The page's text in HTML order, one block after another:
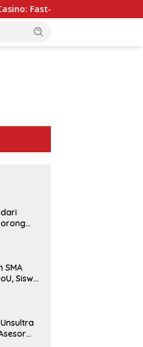
Slots & Instant Wins for
SMA
Siswa